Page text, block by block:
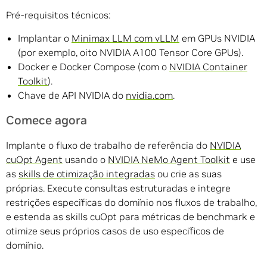
Pré-requisitos técnicos:
Implantar o Minimax LLM com vLLM em GPUs NVIDIA
(por exemplo, oito NVIDIA A100 Tensor Core GPUs).
Docker e Docker Compose (com o NVIDIA Container
Toolkit).
Chave de API NVIDIA do nvidia.com.
Comece agora
Implante o fluxo de trabalho de referência do NVIDIA
cuOpt Agent usando o NVIDIA NeMo Agent Toolkit e use
as skills de otimização integradas ou crie as suas
próprias. Execute consultas estruturadas e integre
restrições específicas do domínio nos fluxos de trabalho,
e estenda as skills cuOpt para métricas de benchmark e
otimize seus próprios casos de uso específicos de
domínio.